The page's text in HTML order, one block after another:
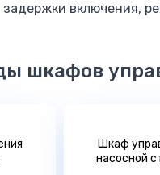
задержки включения,
шкафов
Шкаф
насосной